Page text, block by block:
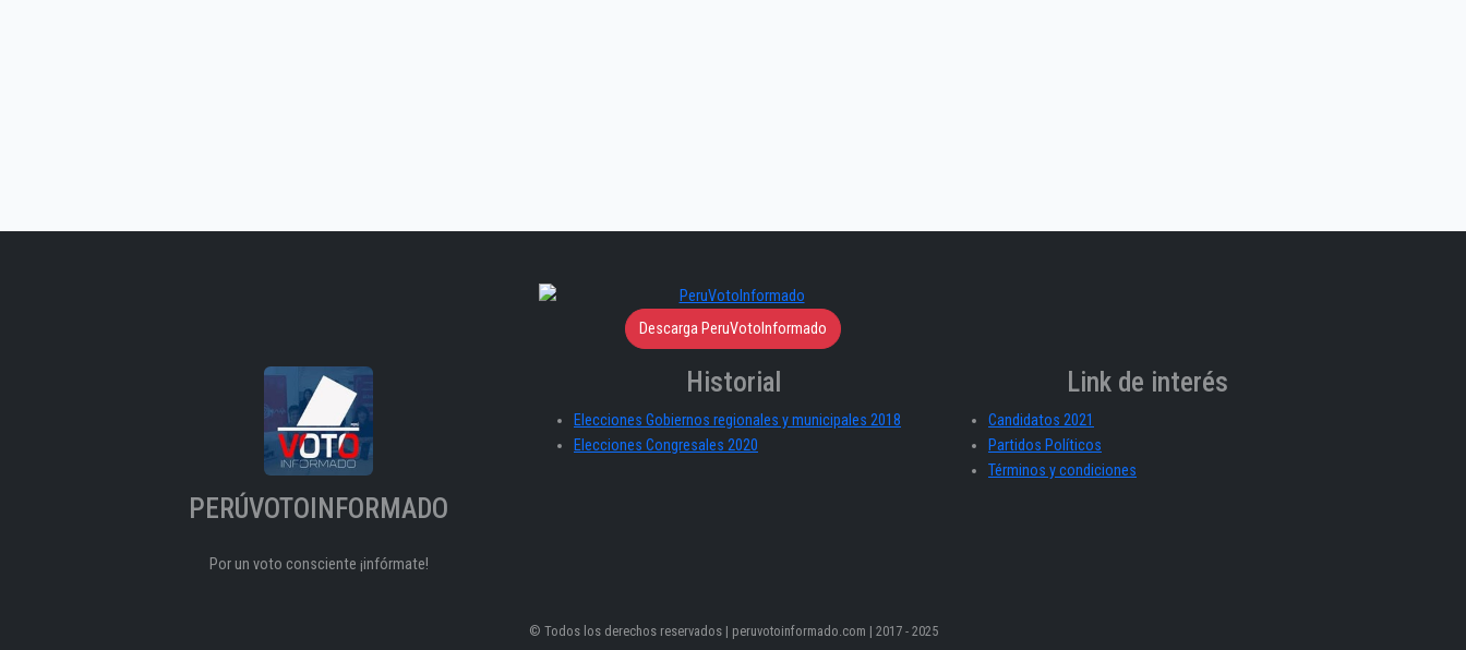
Descarga PeruVotoInformado
PERÚVOTOINFORMADO
Por un voto consciente ¡infórmate!
Historial
Elecciones Gobiernos regionales y municipales 2018
Elecciones Congresales 2020
Link de interés
Candidatos 2021
Partidos Políticos
Términos y condiciones
© Todos los derechos reservados | peruvotoinformado.com | 2017 - 2025